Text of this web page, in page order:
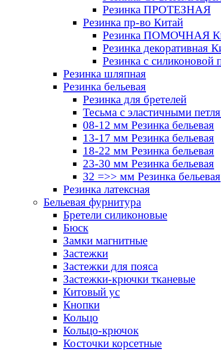
Резинка ПРОТЕЗНАЯ
Резинка пр-во Китай
Резинка ПОМОЧНАЯ
Резинка декоративная
Резинка с силиконовой
Резинка шляпная
Резинка бельевая
Резинка для бретелей
Тесьма с эластичными
08-12 мм Резинка бельевая
13-17 мм Резинка бельевая
18-22 мм Резинка бельевая
23-30 мм Резинка бельевая
32 =>> мм Резинка бельевая
Резинка латексная
Бельевая фурнитура
Бретели силиконовые
Бюск
Замки магнитные
Застежки
Застежки для пояса
Застежки-крючки тканевые
Китовый ус
Кнопки
Кольцо
Кольцо-крючок
Косточки корсетные